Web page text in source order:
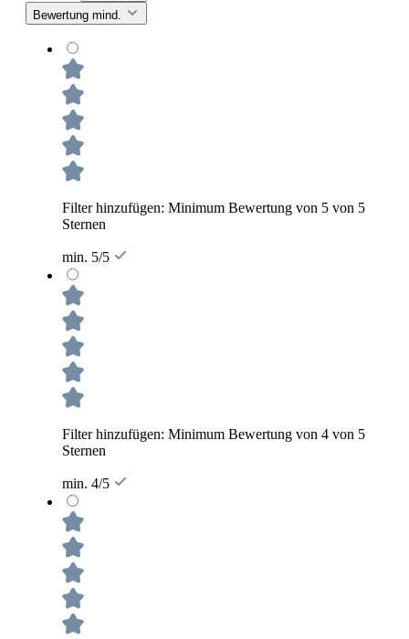
Bewertung mind.
Filter hinzufügen: Minimum Bewertung von 5 von 5
Sternen
min. 5/5
Filter hinzufügen: Minimum Bewertung von 4 von 5
Sternen
min. 4/5